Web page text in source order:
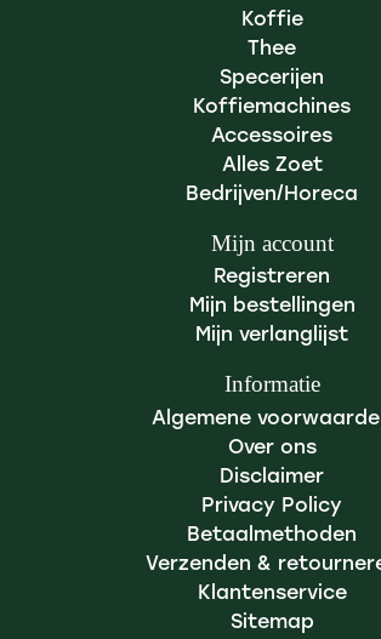
Koffie
Thee
Specerijen
Koffiemachines
Accessoires
Alles Zoet
Bedrijven/Horeca
Mijn account
Registreren
Mijn bestellingen
Mijn verlanglijst
Informatie
Algemene
Over ons
Disclaimer
Privacy Policy
Betaalmethoden
Verzenden &
Klantenservice
Sitemap